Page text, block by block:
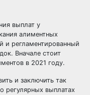
выплат у
алиментных
и регламентированный
Вначале стоит
в 2021 году.
и заключить так
регулярных выплатах